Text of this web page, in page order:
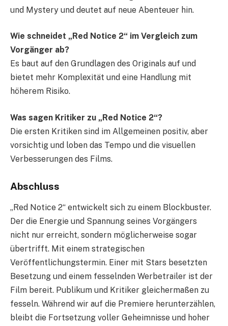
und Mystery und deutet auf neue Abenteuer hin.
Wie schneidet „Red Notice 2“ im Vergleich zum
Vorgänger ab?
Es baut auf den Grundlagen des Originals auf und
bietet mehr Komplexität und eine Handlung mit
höherem Risiko.
Was sagen Kritiker zu „Red Notice 2“?
Die ersten Kritiken sind im Allgemeinen positiv, aber
vorsichtig und loben das Tempo und die visuellen
Verbesserungen des Films.
Abschluss
„Red Notice 2“ entwickelt sich zu einem Blockbuster.
Der die Energie und Spannung seines Vorgängers
nicht nur erreicht, sondern möglicherweise sogar
übertrifft. Mit einem strategischen
Veröffentlichungstermin. Einer mit Stars besetzten
Besetzung und einem fesselnden Werbetrailer ist der
Film bereit. Publikum und Kritiker gleichermaßen zu
fesseln. Während wir auf die Premiere herunterzählen,
bleibt die Fortsetzung voller Geheimnisse und hoher